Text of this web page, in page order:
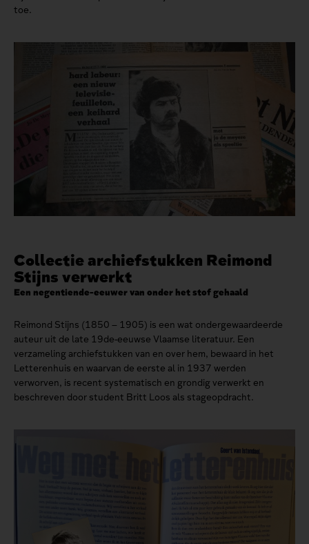
toe.
Collectie archiefstukken Reimond
Stijns verwerkt
Een negentiende-eeuwer van onder het stof gehaald
Reimond Stijns (1850 – 1905) is een wat ondergewaardeerde
auteur uit de late 19de-eeuwse Vlaamse literatuur. Een
verzameling archiefstukken van en over hem, bewaard in het
Letterenhuis en waarvan de eerste al in 1937 werden
verworven, is recent systematisch en grondig verwerkt en
beschreven door student Britt Loos als stageopdracht.